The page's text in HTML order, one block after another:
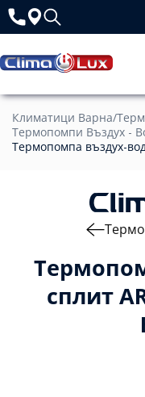
Климатици Варна/
Термопомпи Въздух -
Термопомпа въздух-
сплит